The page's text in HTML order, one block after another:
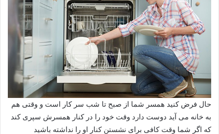
حال فرض کنید همسر شما از صبح تا شب سر کار است و وقتی هم
به خانه می آید دوست دارد وقت خود را در کنار همسرش سپری کند
که اگر شما وقت کافی برای نشستن کنار او را نداشته باشید